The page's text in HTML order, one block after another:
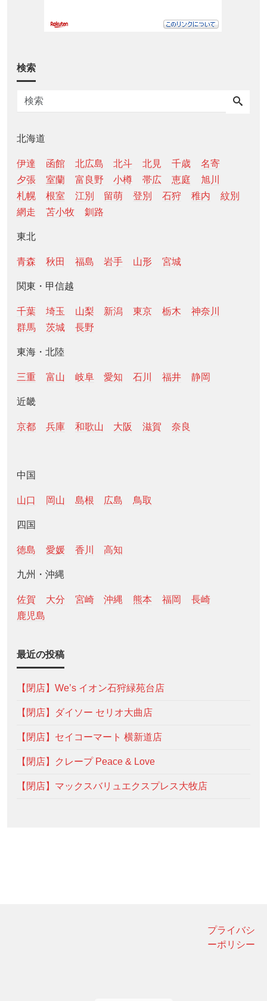
検索
北海道
伊達 函館 北広島 北斗 北見 千歳
名寄
夕張
室蘭 富良野 小樽 帯広 恵庭
旭川
札幌
根室 江別 留萌 登別 石狩 稚内
紋別
網走
苫小牧 釧路
東北
青森 秋田 福島 岩手 山形 宮城
関東・甲信越
千葉 埼玉 山梨 新潟 東京 栃木
神奈川
群馬
茨城 長野
東海・北陸
三重 富山 岐阜 愛知 石川 福井 静岡
近畿
京都 兵庫 和歌山 大阪 滋賀 奈良
中国
山口 岡山 島根 広島 鳥取
四国
徳島 愛媛 香川 高知
九州・沖縄
佐賀 大分 宮崎 沖縄 熊本 福岡
長崎
鹿児島
最近の投稿
【閉店】We’s イオン石狩緑苑台店
【閉店】ダイソー セリオ大曲店
【閉店】セイコーマート 横新道店
【閉店】クレープ Peace & Love
【閉店】マックスバリュエクスプレス大牧店
プライバシ
ーポリシー